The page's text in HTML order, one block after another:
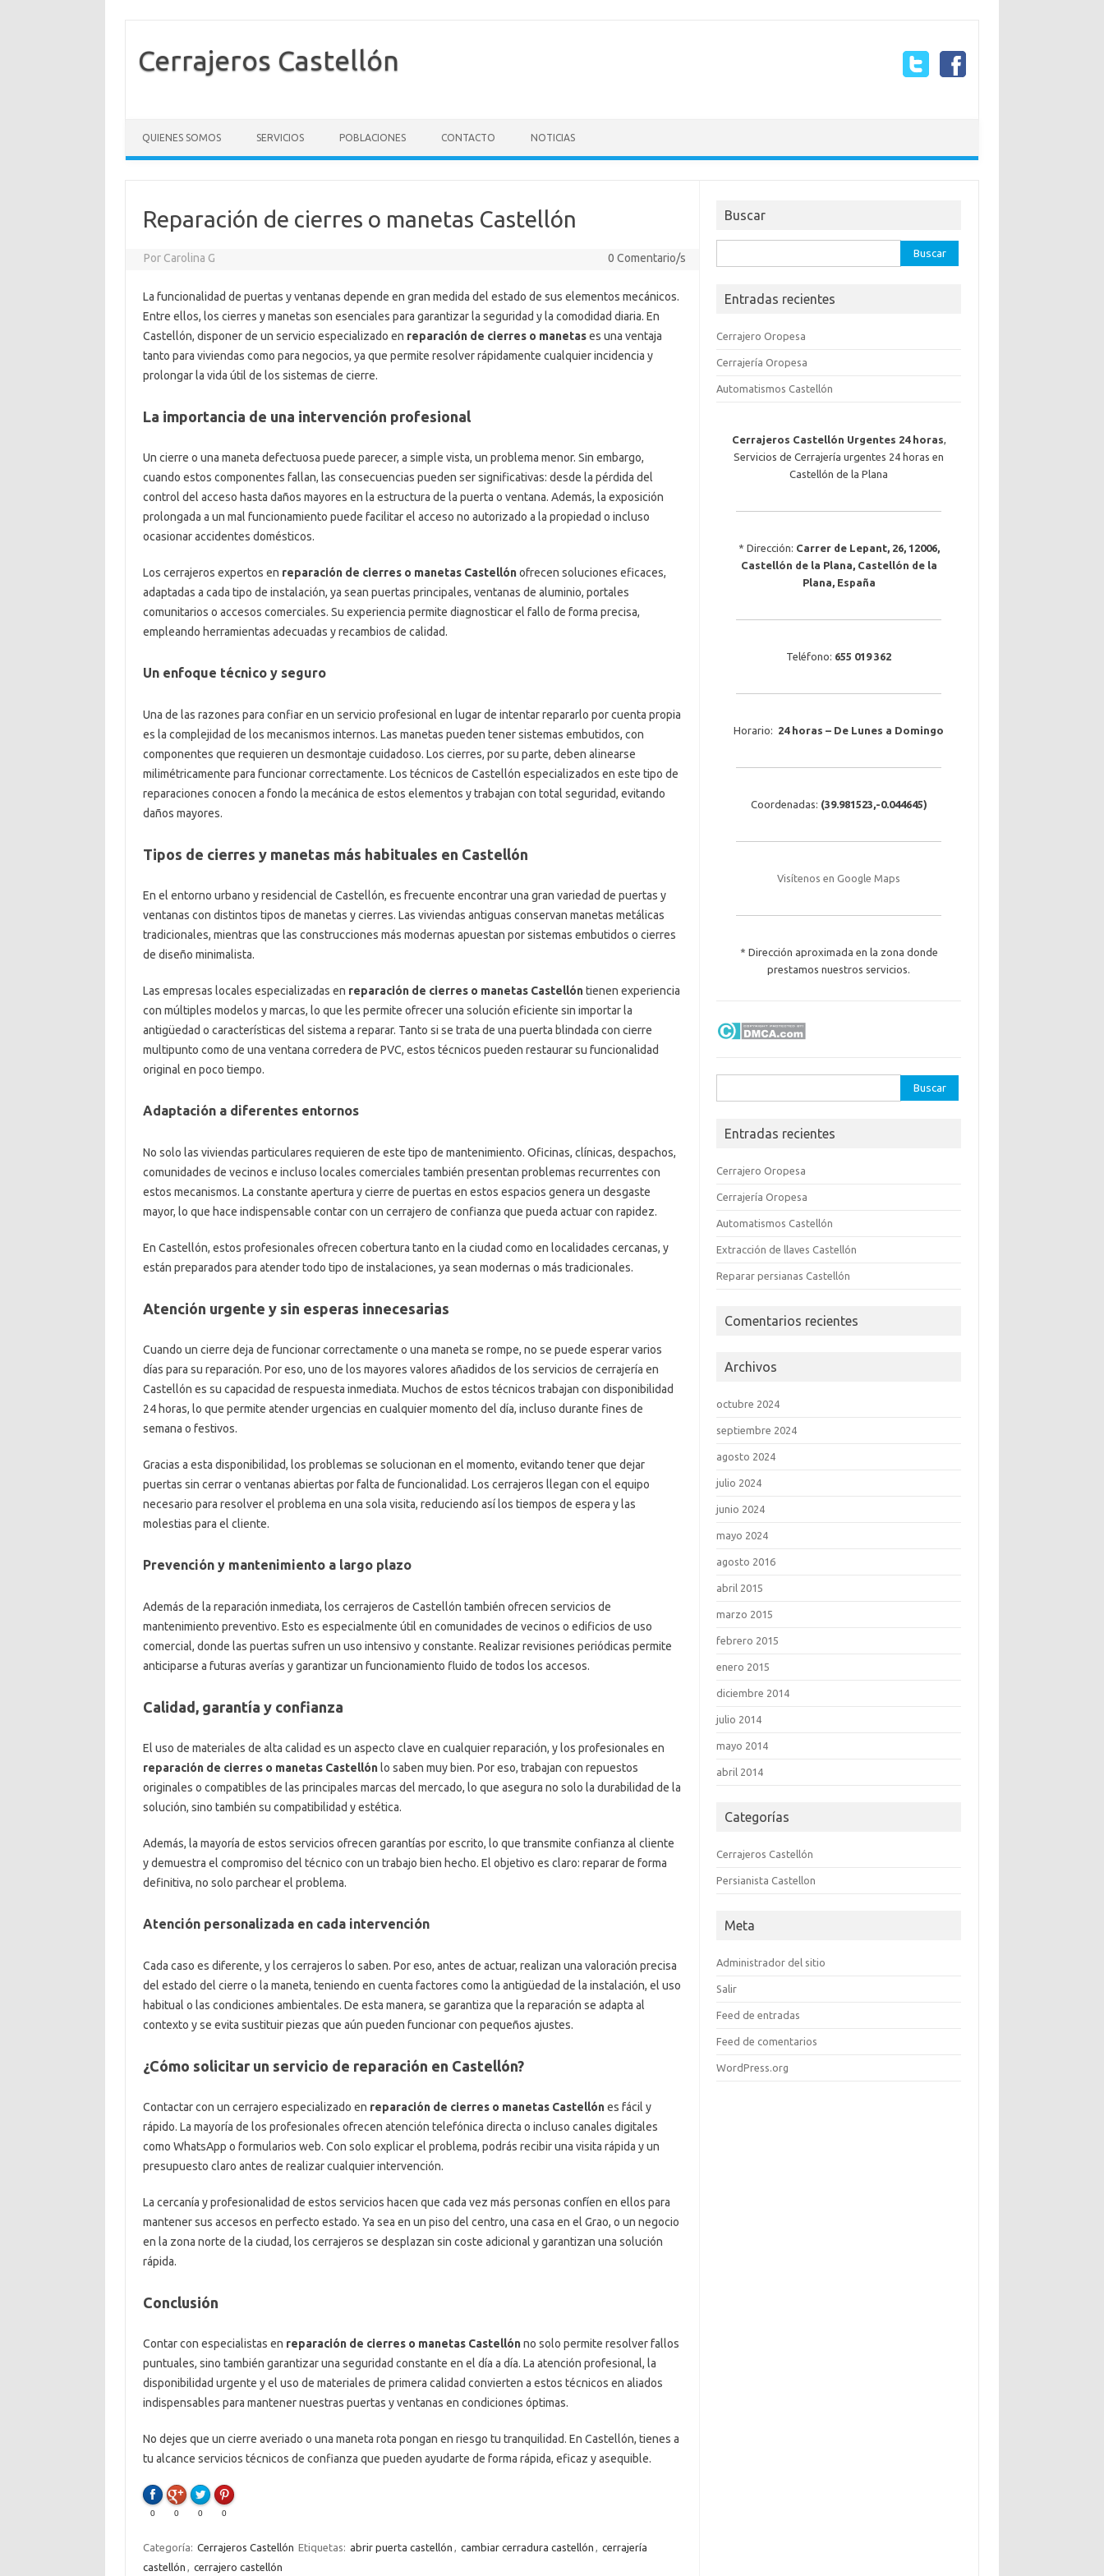
Cerrajeros Castellón
QUIENES SOMOS SERVICIOS POBLACIONES CONTACTO NOTICIAS
Reparación de cierres o manetas Castellón
Por Carolina G 0 Comentario/s
La funcionalidad de puertas y ventanas depende en gran medida del estado de sus elementos mecánicos.
Entre ellos, los cierres y manetas son esenciales para garantizar la seguridad y la comodidad diaria. En
Castellón, disponer de un servicio especializado en reparación de cierres o manetases una ventaja
tanto para viviendas como para negocios, ya que permite resolver rápidamente cualquier incidencia y
prolongar la vida útil de los sistemas de cierre.
La importancia de una intervención profesional
Un cierre o una maneta defectuosa puede parecer, a simple vista, un problema menor. Sin embargo,
cuando estos componentes fallan, las consecuencias pueden ser significativas: desde la pérdida del
control del acceso hasta daños mayores en la estructura de la puerta o ventana. Además, la exposición
prolongada a un mal funcionamiento puede facilitar el acceso no autorizado a la propiedad o incluso
ocasionar accidentes domésticos.
Los cerrajeros expertos en reparación de cierres o manetas Castellónofrecen soluciones eficaces,
adaptadas a cada tipo de instalación, ya sean puertas principales, ventanas de aluminio, portales
comunitarios o accesos comerciales. Su experiencia permite diagnosticar el fallo de forma precisa,
empleando herramientas adecuadas y recambios de calidad.
Un enfoque técnico y seguro
Una de las razones para confiar en un servicio profesional en lugar de intentar repararlo por cuenta propia
es la complejidad de los mecanismos internos. Las manetas pueden tener sistemas embutidos, con
componentes que requieren un desmontaje cuidadoso. Los cierres, por su parte, deben alinearse
milimétricamente para funcionar correctamente. Los técnicos de Castellón especializados en este tipo de
reparaciones conocen a fondo la mecánica de estos elementos y trabajan con total seguridad, evitando
daños mayores.
Tipos de cierres y manetas más habituales en Castellón
En el entorno urbano y residencial de Castellón, es frecuente encontrar una gran variedad de puertas y
ventanas con distintos tipos de manetas y cierres. Las viviendas antiguas conservan manetas metálicas
tradicionales, mientras que las construcciones más modernas apuestan por sistemas embutidos o cierres
de diseño minimalista.
Las empresas locales especializadas en reparación de cierres o manetas Castellóntienen experiencia
con múltiples modelos y marcas, lo que les permite ofrecer una solución eficiente sin importar la
antigüedad o características del sistema a reparar. Tanto si se trata de una puerta blindada con cierre
multipunto como de una ventana corredera de PVC, estos técnicos pueden restaurar su funcionalidad
original en poco tiempo.
Adaptación a diferentes entornos
No solo las viviendas particulares requieren de este tipo de mantenimiento. Oficinas, clínicas, despachos,
comunidades de vecinos e incluso locales comerciales también presentan problemas recurrentes con
estos mecanismos. La constante apertura y cierre de puertas en estos espacios genera un desgaste
mayor, lo que hace indispensable contar con un cerrajero de confianza que pueda actuar con rapidez.
En Castellón, estos profesionales ofrecen cobertura tanto en la ciudad como en localidades cercanas, y
están preparados para atender todo tipo de instalaciones, ya sean modernas o más tradicionales.
Atención urgente y sin esperas innecesarias
Cuando un cierre deja de funcionar correctamente o una maneta se rompe, no se puede esperar varios
días para su reparación. Por eso, uno de los mayores valores añadidos de los servicios de cerrajería en
Castellón es su capacidad de respuesta inmediata. Muchos de estos técnicos trabajan con disponibilidad
24 horas, lo que permite atender urgencias en cualquier momento del día, incluso durante fines de
semana o festivos.
Gracias a esta disponibilidad, los problemas se solucionan en el momento, evitando tener que dejar
puertas sin cerrar o ventanas abiertas por falta de funcionalidad. Los cerrajeros llegan con el equipo
necesario para resolver el problema en una sola visita, reduciendo así los tiempos de espera y las
molestias para el cliente.
Prevención y mantenimiento a largo plazo
Además de la reparación inmediata, los cerrajeros de Castellón también ofrecen servicios de
mantenimiento preventivo. Esto es especialmente útil en comunidades de vecinos o edificios de uso
comercial, donde las puertas sufren un uso intensivo y constante. Realizar revisiones periódicas permite
anticiparse a futuras averías y garantizar un funcionamiento fluido de todos los accesos.
Calidad, garantía y confianza
El uso de materiales de alta calidad es un aspecto clave en cualquier reparación, y los profesionales en
reparación de cierres o manetas Castellónlo saben muy bien. Por eso, trabajan con repuestos
originales o compatibles de las principales marcas del mercado, lo que asegura no solo la durabilidad de la
solución, sino también su compatibilidad y estética.
Además, la mayoría de estos servicios ofrecen garantías por escrito, lo que transmite confianza al cliente
y demuestra el compromiso del técnico con un trabajo bien hecho. El objetivo es claro: reparar de forma
definitiva, no solo parchear el problema.
Atención personalizada en cada intervención
Cada caso es diferente, y los cerrajeros lo saben. Por eso, antes de actuar, realizan una valoración precisa
del estado del cierre o la maneta, teniendo en cuenta factores como la antigüedad de la instalación, el uso
habitual o las condiciones ambientales. De esta manera, se garantiza que la reparación se adapta al
contexto y se evita sustituir piezas que aún pueden funcionar con pequeños ajustes.
¿Cómo solicitar un servicio de reparación en Castellón?
Contactar con un cerrajero especializado en reparación de cierres o manetas Castellónes fácil y
rápido. La mayoría de los profesionales ofrecen atención telefónica directa o incluso canales digitales
como WhatsApp o formularios web. Con solo explicar el problema, podrás recibir una visita rápida y un
presupuesto claro antes de realizar cualquier intervención.
La cercanía y profesionalidad de estos servicios hacen que cada vez más personas confíen en ellos para
mantener sus accesos en perfecto estado. Ya sea en un piso del centro, una casa en el Grao, o un negocio
en la zona norte de la ciudad, los cerrajeros se desplazan sin coste adicional y garantizan una solución
rápida.
Conclusión
Contar con especialistas en reparación de cierres o manetas Castellónno solo permite resolver fallos
puntuales, sino también garantizar una seguridad constante en el día a día. La atención profesional, la
disponibilidad urgente y el uso de materiales de primera calidad convierten a estos técnicos en aliados
indispensables para mantener nuestras puertas y ventanas en condiciones óptimas.
No dejes que un cierre averiado o una maneta rota pongan en riesgo tu tranquilidad. En Castellón, tienes a
tu alcance servicios técnicos de confianza que pueden ayudarte de forma rápida, eficaz y asequible.
0 0 0 0
Categoría: Cerrajeros Castellón Etiquetas: abrir puerta castellón , cambiar cerradura castellón , cerrajería
castellón , cerrajero castellón
Buscar
Entradas recientes
Cerrajero Oropesa
Cerrajería Oropesa
Automatismos Castellón
Cerrajeros Castellón Urgentes 24 horas,
Servicios de Cerrajería urgentes 24 horas en
Castellón de la Plana
* Dirección: Carrer de Lepant, 26, 12006,
Castellón de la Plana, Castellón de la
Plana, España
Teléfono: 655 019 362
Horario: 24 horas – De Lunes a Domingo
Coordenadas: (39.981523,-0.044645)
Visítenos en Google Maps
* Dirección aproximada en la zona donde
prestamos nuestros servicios.
Entradas recientes
Cerrajero Oropesa
Cerrajería Oropesa
Automatismos Castellón
Extracción de llaves Castellón
Reparar persianas Castellón
Comentarios recientes
Archivos
octubre 2024
septiembre 2024
agosto 2024
julio 2024
junio 2024
mayo 2024
agosto 2016
abril 2015
marzo 2015
febrero 2015
enero 2015
diciembre 2014
julio 2014
mayo 2014
abril 2014
Categorías
Cerrajeros Castellón
Persianista Castellon
Meta
Administrador del sitio
Salir
Feed de entradas
Feed de comentarios
WordPress.org